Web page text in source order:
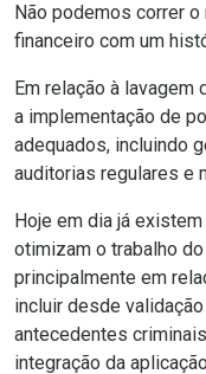
Não podemos correr
financeiro com um
Em relação à lavagem
a implementação de
adequados, incluindo
auditorias regulares e
Hoje em dia já
otimizam o trabalho do
principalmente em
incluir desde
antecedentes
integração da